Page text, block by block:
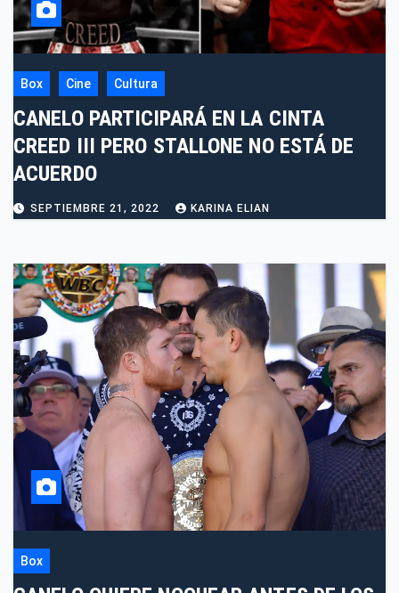
Box Cine Cultura
CANELO PARTICIPARÁ EN LA CINTA
CREED III PERO STALLONE NO ESTÁ DE
ACUERDO
SEPTIEMBRE 21, 2022 KARINA ELIAN
Box